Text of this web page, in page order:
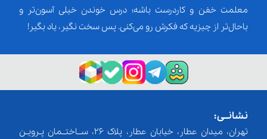
معلمت خفن و کاردرست باشه؛ درس خوندن خیلی آسون‌تر و
باحال‌تر از چیزیه که فکرش رو می‌کنی. پس سخت نگیر، یاد بگیر!
نشانــی:
تهران، میدان عطار، خیابان عطار، پلاک 26، ســاختــمان پـرویـن